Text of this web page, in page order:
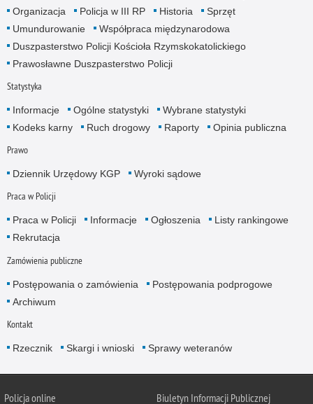
Organizacja
Policja w III RP Historia
Sprzęt
Umundurowanie
Współpraca międzynarodowa
Duszpasterstwo Policji Kościoła Rzymskokatolickiego
Prawosławne Duszpasterstwo Policji
Statystyka
Informacje Ogólne statystyki
Wybrane statystyki
Kodeks karny
Ruch drogowy Raporty Opinia publiczna
Prawo
Dziennik Urzędowy KGP Wyroki sądowe
Praca w Policji
Praca w Policji Informacje Ogłoszenia
Listy rankingowe
Rekrutacja
Zamówienia publiczne
Postępowania o zamówienia
Postępowania podprogowe
Archiwum
Kontakt
Rzecznik Skargi i wnioski Sprawy weteranów
Policjaonline Biuletyn Informacji Publicznej